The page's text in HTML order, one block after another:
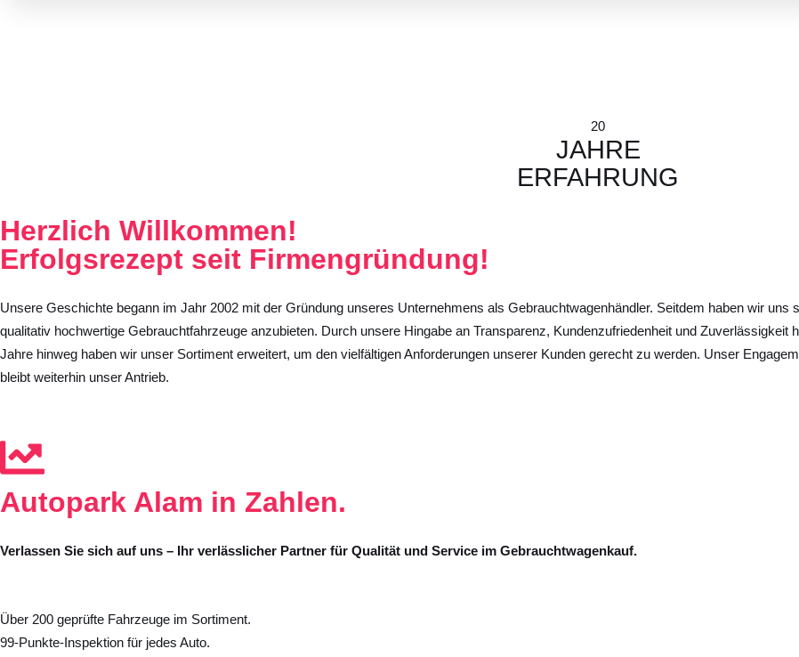
20
JAHRE
ERFAHRUNG
Herzlich Willkommen!
Erfolgsrezept seit Firmengründung!
Unsere Geschichte begann im Jahr 2002 mit der Gründung unseres Unternehmens als Gebrauchtwagenhändler. Seitdem haben wir
qualitativ hochwertige Gebrauchtfahrzeuge anzubieten. Durch unsere Hingabe an Transparenz, Kundenzufriedenheit und
Jahre hinweg haben wir unser Sortiment erweitert, um den vielfältigen Anforderungen unserer Kunden gerecht zu werden. Unser
bleibt weiterhin unser Antrieb.
Autopark Alam in Zahlen.
Verlassen Sie sich auf uns – Ihr verlässlicher Partner für Qualität und Service im Gebrauchtwagenkauf.
Über 200 geprüfte Fahrzeuge im Sortiment.
99-Punkte-Inspektion für jedes Auto.